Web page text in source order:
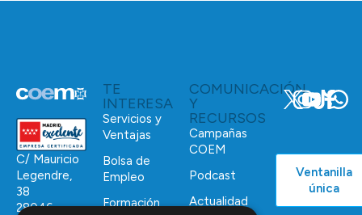
C/ Mauricio
Legendre,
38
28046
TE
INTERESA
Servicios y
Ventajas
Bolsa de
Empleo
Formación
COMUNICACIÓN
Y
RECURSOS
Campañas
COEM
Podcast
Actualidad
Ventanilla
única